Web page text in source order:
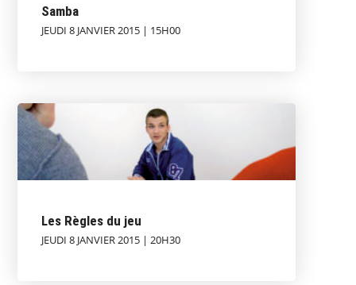
Samba
JEUDI 8 JANVIER 2015 | 15H00
Les Règles du jeu
JEUDI 8 JANVIER 2015 | 20H30